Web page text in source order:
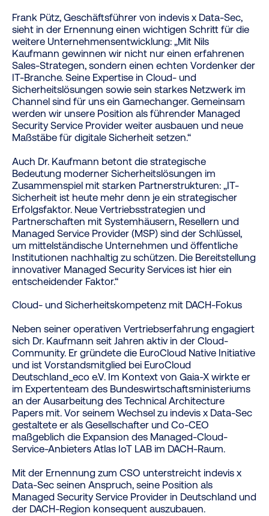
Frank Pütz, Geschäftsführer von indevis x Data-Sec,
sieht in der Ernennung einen wichtigen Schritt für die
weitere Unternehmensentwicklung: „Mit Nils
Kaufmann gewinnen wir nicht nur einen erfahrenen
Sales-Strategen, sondern einen echten Vordenker der
IT-Branche. Seine Expertise in Cloud- und
Sicherheitslösungen sowie sein starkes Netzwerk im
Channel sind für uns ein Gamechanger. Gemeinsam
werden wir unsere Position als führender Managed
Security Service Provider weiter ausbauen und neue
Maßstäbe für digitale Sicherheit setzen.“
Auch Dr. Kaufmann betont die strategische
Bedeutung moderner Sicherheitslösungen im
Zusammenspiel mit starken Partnerstrukturen: „IT-
Sicherheit ist heute mehr denn je ein strategischer
Erfolgsfaktor. Neue Vertriebsstrategien und
Partnerschaften mit Systemhäusern, Resellern und
Managed Service Provider (MSP) sind der Schlüssel,
um mittelständische Unternehmen und öffentliche
Institutionen nachhaltig zu schützen. Die Bereitstellung
innovativer Managed Security Services ist hier ein
entscheidender Faktor.“
Cloud- und Sicherheitskompetenz mit DACH-Fokus
Neben seiner operativen Vertriebserfahrung engagiert
sich Dr. Kaufmann seit Jahren aktiv in der Cloud-
Community. Er gründete die EuroCloud Native Initiative
und ist Vorstandsmitglied bei EuroCloud
Deutschland_eco e.V. Im Kontext von Gaia-X wirkte er
im Expertenteam des Bundeswirtschaftsministeriums
an der Ausarbeitung des Technical Architecture
Papers mit. Vor seinem Wechsel zu indevis x Data-Sec
gestaltete er als Gesellschafter und Co-CEO
maßgeblich die Expansion des Managed-Cloud-
Service-Anbieters Atlas IoT LAB im DACH-Raum.
Mit der Ernennung zum CSO unterstreicht indevis x
Data-Sec seinen Anspruch, seine Position als
Managed Security Service Provider in Deutschland und
der DACH-Region konsequent auszubauen.